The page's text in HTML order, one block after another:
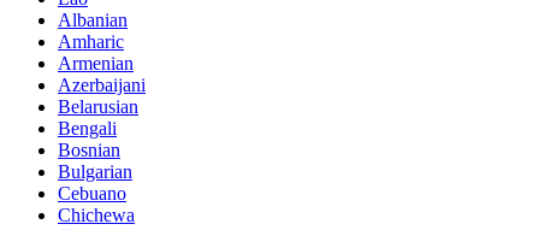
Albanian
Amharic
Armenian
Azerbaijani
Belarusian
Bengali
Bosnian
Bulgarian
Cebuano
Chichewa